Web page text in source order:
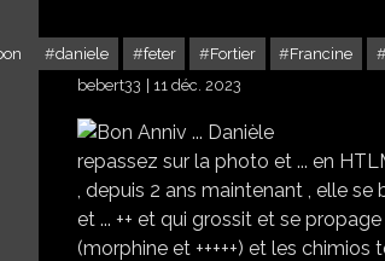
daniele feter Fortier Francine
bebert33
11 déc. 2023
repassez sur la photo et ... en
, depuis 2 ans maintenant , elle
et ... ++ et qui grossit et se
(morphine et +++++) et les